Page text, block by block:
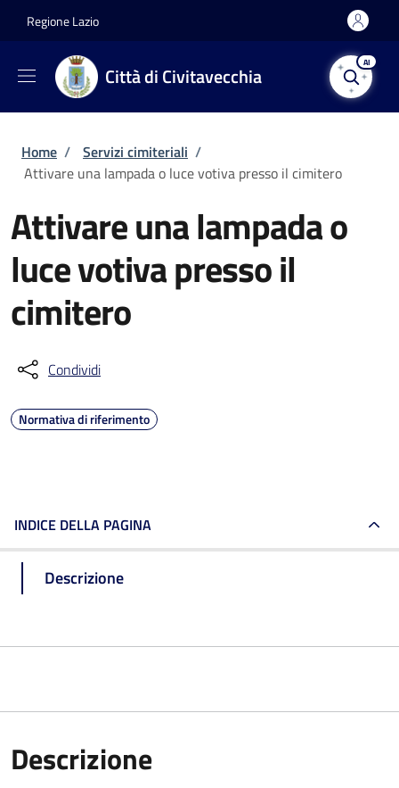
Regione Lazio
Città di Civitavecchia
AI
Briciole di pane
Home / Servizi cimiteriali /
Attivare una lampada o luce votiva presso il cimitero
Attivare una lampada o
luce votiva presso il
cimitero
Condividi
Normativa di riferimento
INDICE DELLA PAGINA
Descrizione
Descrizione